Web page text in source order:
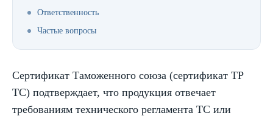
Ответственность
Частые вопросы
Сертификат Таможенного союза (сертификат ТР
ТС) подтверждает, что продукция отвечает
требованиям технического регламента ТС или